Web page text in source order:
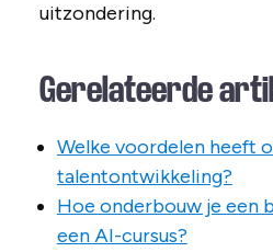
uitzondering.
Gerelateerde
Welke voordelen heeft
talentontwikkeling?
Hoe onderbouw je een
een AI-cursus?